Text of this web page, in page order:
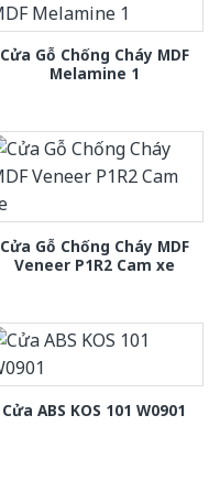
Cửa Gỗ Chống Cháy MDF
Melamine 1
Cửa Gỗ Chống Cháy MDF
Veneer P1R2 Cam xe
Cửa ABS KOS 101 W0901